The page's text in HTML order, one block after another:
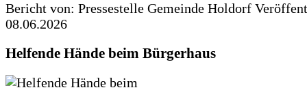
Bericht von: Pressestelle Gemeinde Holdorf
08.06.2026
Helfende Hände beim Bürgerhaus